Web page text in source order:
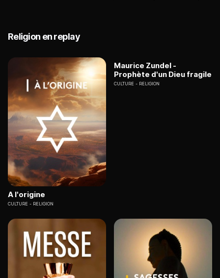
Religion en replay
A l'origine
CULTURE RELIGION
Maurice Zundel -
Prophète d'un Dieu fragile
CULTURE RELIGION